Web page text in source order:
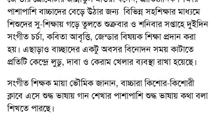
পাশাপাশি বাচ্চাদের বেড়ে উঠার জন্য বিভিন্ন সহশিক্ষার মাধ্যমে
শিশুদের সু-শিক্ষায় গড়ে তুলতে শুক্রবার ও শনিবার সপ্তাহে দুইদিন
সংগীত চর্চা, কবিতা আবৃত্তি, জেন্ডার বিষয়ক শিক্ষা প্রদান করা
হয়। এছাড়াও বাচ্ছাদের একটু অবসর বিনোদন সময় কাটাতে
প্রতিটি কেন্দ্রে লুডু, দাবা ও কেরাম খেলার ব্যবস্থা রাখা হয়েছে।
সংগীত শিক্ষক মায়া ভৌমিক জানান, বাচ্চারা কিশোর-কিশোরী
ক্লাবে এসে শুদ্ধ ভাষায় গান শেখার পাশাপাশি শুদ্ধ ভাষায় কথা বলা
শিখতে পারছে।